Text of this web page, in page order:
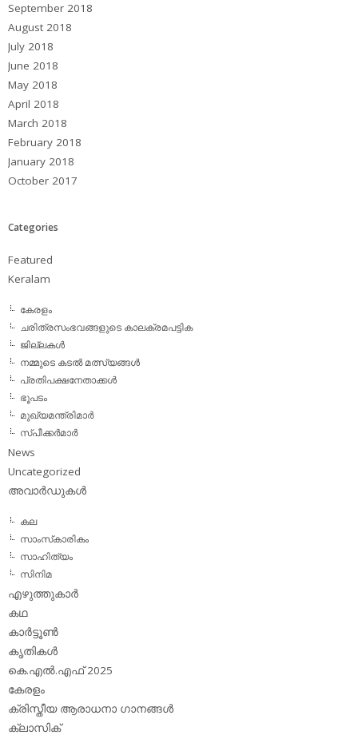
September 2018
August 2018
July 2018
June 2018
May 2018
April 2018
March 2018
February 2018
January 2018
October 2017
Categories
Featured
Keralam
കേരളം
ചരിത്രസംഭവങ്ങളുടെ കാലക്രമപട്ടിക
ജില്ലകള്‍
നമ്മുടെ കടല്‍ മത്സ്യങ്ങള്‍
പ്രതിപക്ഷനേതാക്കള്‍
ഭൂപടം
മുഖ്യമന്ത്രിമാര്‍
സ്പീക്കര്‍മാര്‍
News
Uncategorized
അവാര്‍ഡുകള്‍
കല
സാംസ്‌കാരികം
സാഹിത്യം
സിനിമ
എഴുത്തുകാര്‍
കഥ
കാര്‍ട്ടൂണ്‍
കൃതികള്‍
കെ.എല്‍.എഫ് 2025
കേരളം
ക്രിസ്തീയ ആരാധനാ ഗാനങ്ങള്‍
ക്ലാസിക്‌